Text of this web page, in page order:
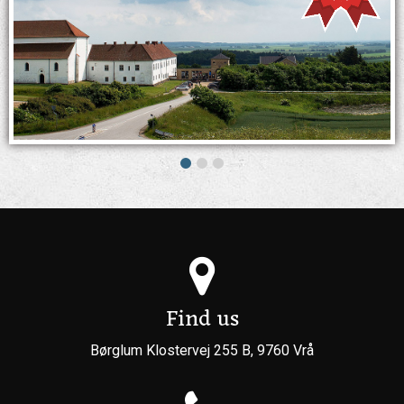
Find us
Børglum Klostervej 255 B, 9760 Vrå